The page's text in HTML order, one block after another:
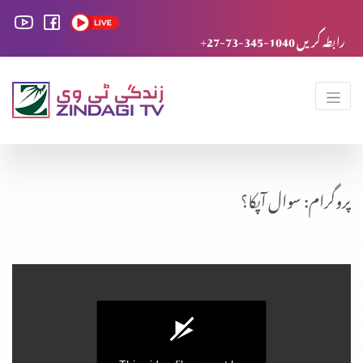
+27-73-345-1040 رابطہ کریں
پروگرام: سوال آپکا؟